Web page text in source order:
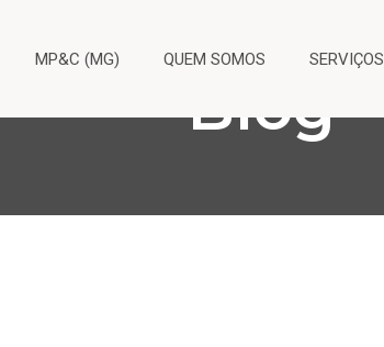
MP&C (MG) QUEM SOMOS SERVIÇOS
Blog